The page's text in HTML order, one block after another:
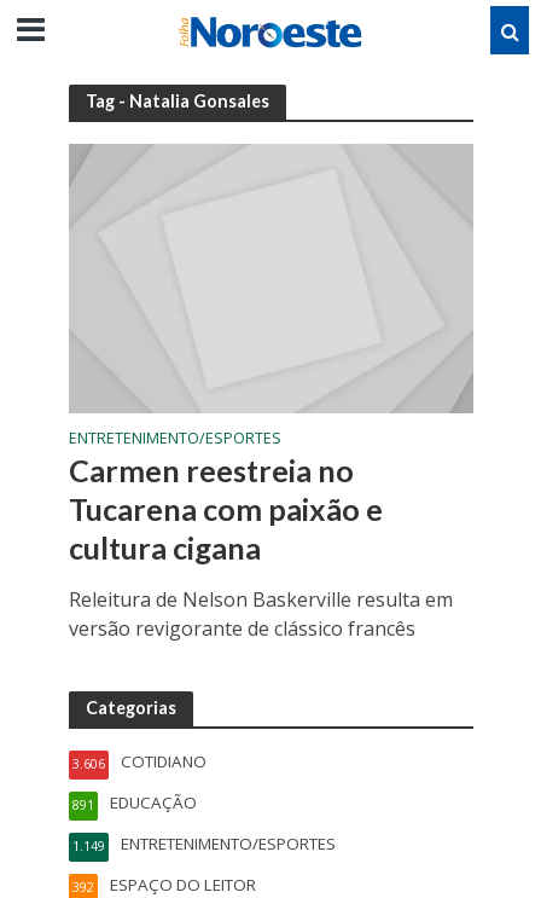
Tag - Natalia Gonsales
ENTRETENIMENTO/ESPORTES
Carmen reestreia no
Tucarena com paixão e
cultura cigana
Releitura de Nelson Baskerville resulta em
versão revigorante de clássico francês
Categorias
COTIDIANO
3.606
EDUCAÇÃO
891
ENTRETENIMENTO/ESPORTES
1.149
ESPAÇO DO LEITOR
392